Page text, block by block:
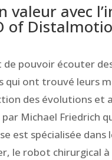
valeur avec
of
de pouvoir écouter
qui ont trouvé leurs
des évolutions et
Michael Friedrich
est spécialisée
le robot chirurgical